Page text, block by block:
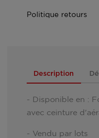
Politique retours
Description
- Disponible en :
avec ceinture
- Vendu par lots